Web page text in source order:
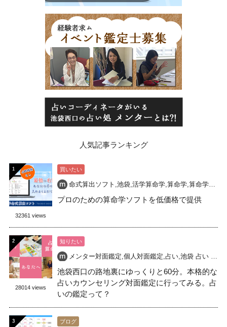
人気記事ランキング
32361 views
買いたい
命式算出ソフト 池袋, 活学算命学, 算命学, 算命学命式
プロのための算命学ソフトを低価格で提供
28014 views
知りたい
メンター対面鑑定 個人対面鑑定 占い, 池袋 占い 開運
池袋西口の路地裏にゆっくりと60分。本格的な
占いカウンセリング対面鑑定に行ってみる。占
いの鑑定って？
ブログ